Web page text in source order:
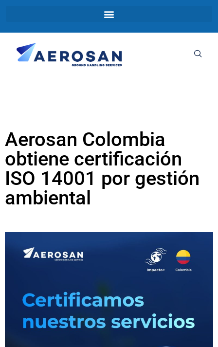
Aerosan Colombia
obtiene certificación
ISO 14001 por gestión
ambiental